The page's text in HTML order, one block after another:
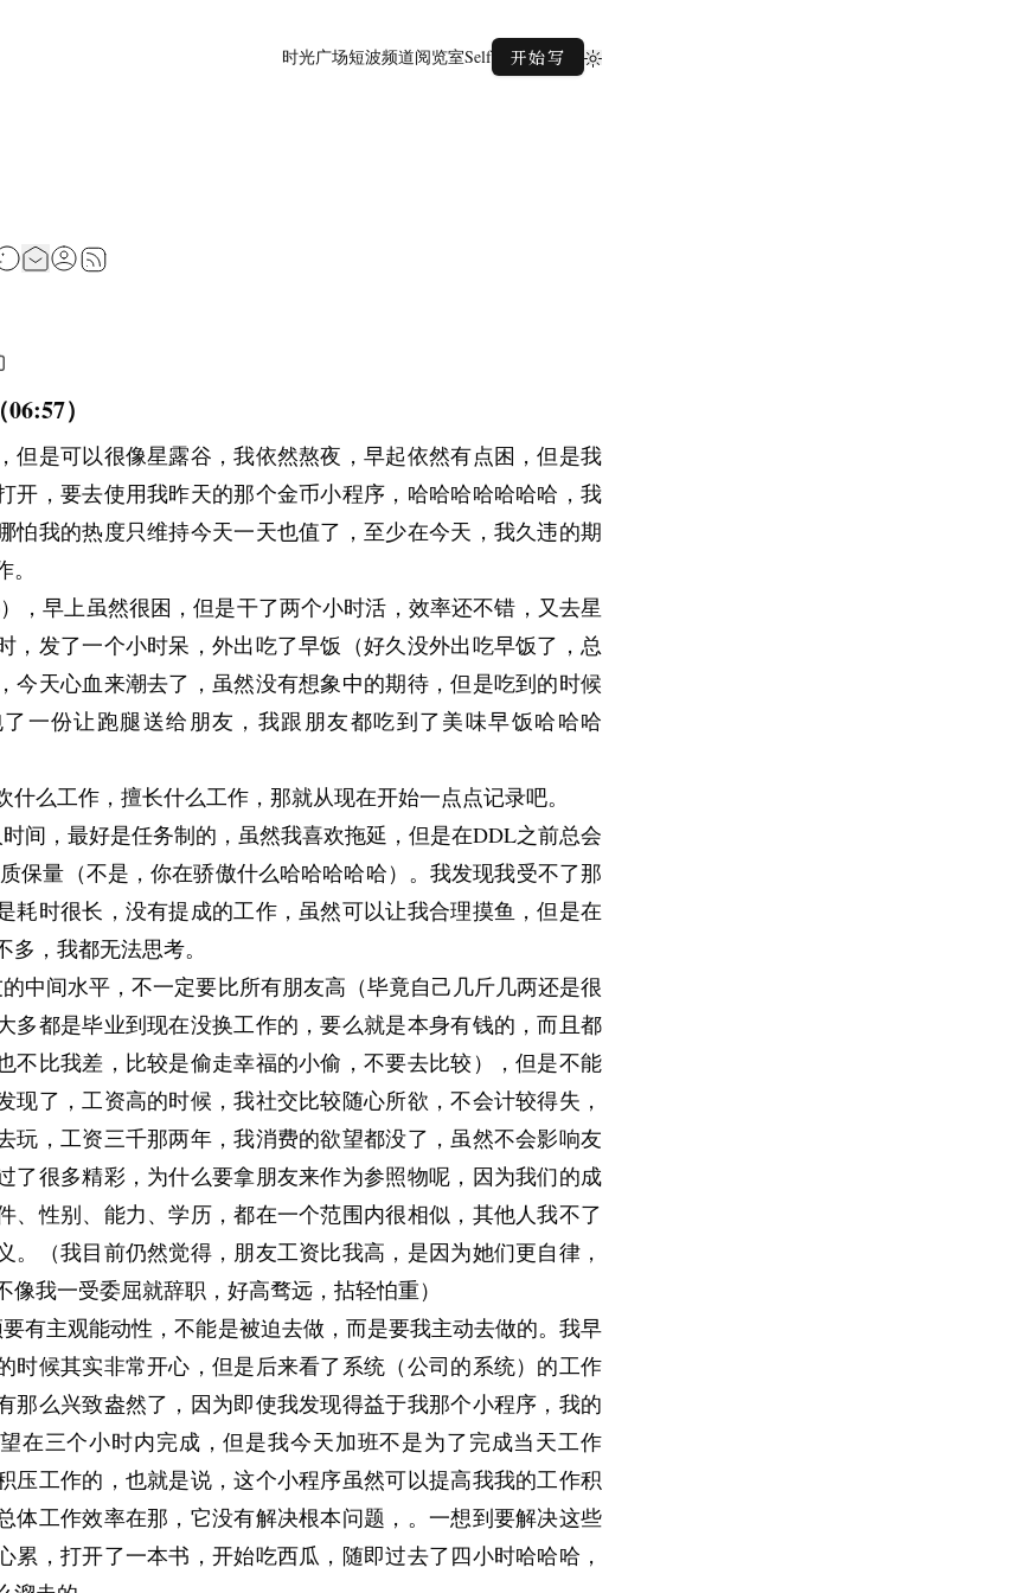
时光广场短波频道阅览室Self 开始写
）
但是可以很像星露谷，我依然熬夜，早起依然有点困，但是我
开，要去使用我昨天的那个金币小程序，哈哈哈哈哈哈哈，我
怕我的热度只维持今天一天也值了，至少在今天，我久违的期
，早上虽然很困，但是干了两个小时活，效率还不错，又去星
，发了一个小时呆，外出吃了早饭（好久没外出吃早饭了，总
今天心血来潮去了，虽然没有想象中的期待，但是吃到的时候
一份让跑腿送给朋友，我跟朋友都吃到了美味早饭哈哈哈
什么工作，擅长什么工作，那就从现在开始一点点记录吧。
间，最好是任务制的，虽然我喜欢拖延，但是在DDL之前总会
保量（不是，你在骄傲什么哈哈哈哈哈）。我发现我受不了那
耗时很长，没有提成的工作，虽然可以让我合理摸鱼，但是在
，我都无法思考。
中间水平，不一定要比所有朋友高（毕竟自己几斤几两还是很
多都是毕业到现在没换工作的，要么就是本身有钱的，而且都
不比我差，比较是偷走幸福的小偷，不要去比较），但是不能
现了，工资高的时候，我社交比较随心所欲，不会计较得失，
玩，工资三千那两年，我消费的欲望都没了，虽然不会影响友
了很多精彩，为什么要拿朋友来作为参照物呢，因为我们的成
、性别、能力、学历，都在一个范围内很相似，其他人我不了
。（我目前仍然觉得，朋友工资比我高，是因为她们更自律，
像我一受委屈就辞职，好高骛远，拈轻怕重）
有主观能动性，不能是被迫去做，而是要我主动去做的。我早
时候其实非常开心，但是后来看了系统（公司的系统）的工作
那么兴致盎然了，因为即使我发现得益于我那个小程序，我的
在三个小时内完成，但是我今天加班不是为了完成当天工作
压工作的，也就是说，这个小程序虽然可以提高我我的工作积
体工作效率在那，它没有解决根本问题，。一想到要解决这些
累，打开了一本书，开始吃西瓜，随即过去了四小时哈哈哈，